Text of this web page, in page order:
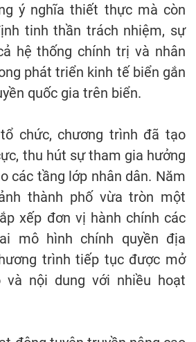
ý nghĩa thiết thực mà còn
tinh thần trách nhiệm, sự
hệ thống chính trị và nhân
phát triển kinh tế biển gắn
quốc gia trên biển.
chức, chương trình đã tạo
thu hút sự tham gia hưởng
các tầng lớp nhân dân. Năm
thành phố vừa tròn một
xếp đơn vị hành chính các
mô hình chính quyền địa
trình tiếp tục được mở
và nội dung với nhiều hoạt